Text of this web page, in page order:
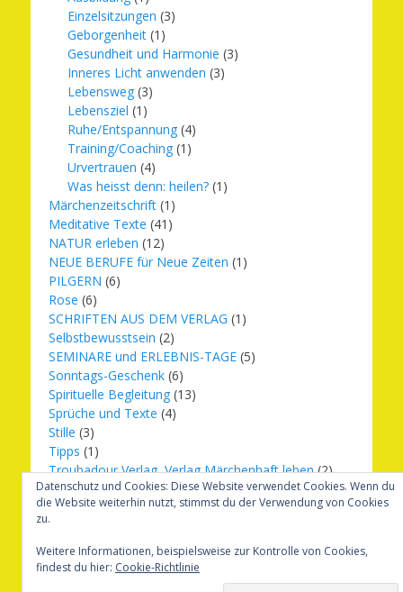
Einzelsitzungen (3)
Geborgenheit (1)
Gesundheit und Harmonie (3)
Inneres Licht anwenden (3)
Lebensweg (3)
Lebensziel (1)
Ruhe/Entspannung (4)
Training/Coaching (1)
Urvertrauen (4)
Was heisst denn: heilen? (1)
Märchenzeitschrift (1)
Meditative Texte (41)
NATUR erleben (12)
NEUE BERUFE für Neue Zeiten (1)
PILGERN (6)
Rose (6)
SCHRIFTEN AUS DEM VERLAG (1)
Selbstbewusstsein (2)
SEMINARE und ERLEBNIS-TAGE (5)
Sonntags-Geschenk (6)
Spirituelle Begleitung (13)
Sprüche und Texte (4)
Stille (3)
Tipps (1)
Troubadour Verlag, Verlag Märchenhaft leben(2)
Übungen (1)
Urbilder(20)
Verlag Märchenhaft leben
Weihnachten(16)
Datenschutz und Cookies: Diese Website verwendet Cookies. Wenn du
die Website weiterhin nutzt, stimmst du der Verwendung von Cookies
zu.
Weitere Informationen, beispielsweise zur Kontrolle von Cookies,
findest du hier: Cookie-Richtlinie